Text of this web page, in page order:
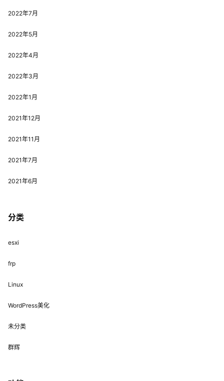
2022年7月
2022年5月
2022年4月
2022年3月
2022年1月
2021年12月
2021年11月
2021年7月
2021年6月
分类
esxi
frp
Linux
WordPress美化
未分类
群辉